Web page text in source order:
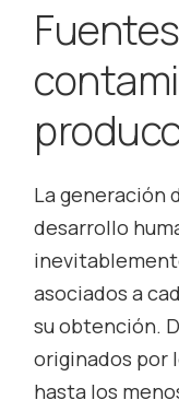
La generación
desarrollo
asociados a
su obtención.
originados por
hasta los